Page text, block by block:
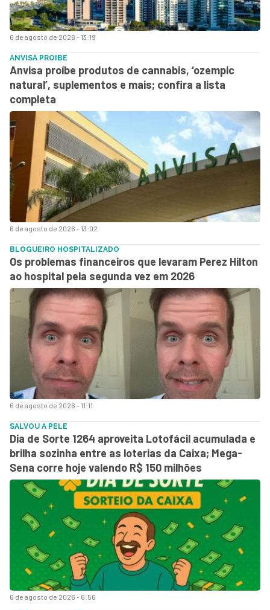
6 de agosto de 2026 - 13:19
6 de agosto de 2026 - 13:02
ANVISA PROIBE
Anvisa proíbe produtos de cannabis, ‘ozempic
natural’, suplementos e mais; confira a lista
completa
6 de agosto de 2026 - 11:11
BLOGUEIRO HOSPITALIZADO
Os problemas financeiros que levaram Perez Hilton
ao hospital pela segunda vez em 2026
6 de agosto de 2026 - 6:56
SALVOU A PELE
Dia de Sorte 1264 aproveita Lotofácil acumulada e
brilha sozinha entre as loterias da Caixa; Mega-
Sena corre hoje valendo R$ 150 milhões